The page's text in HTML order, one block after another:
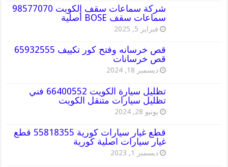
شركة سماعات سقف الكويت 98577070
سماعات سقف BOSE أصلية
فبراير 5, 2025
قص خرسانه وفتح كور تكييف 65932555
قص خرسانات
ديسمبر 18, 2024
تظليل سيارة الكويت 66400552 فني
تظليل سيارات متنقل الكويت
يونيو 28, 2024
قطع غيار سيارات كورية 55818355 قطع
غيار سيارات اصلية كورية
ديسمبر 1, 2023